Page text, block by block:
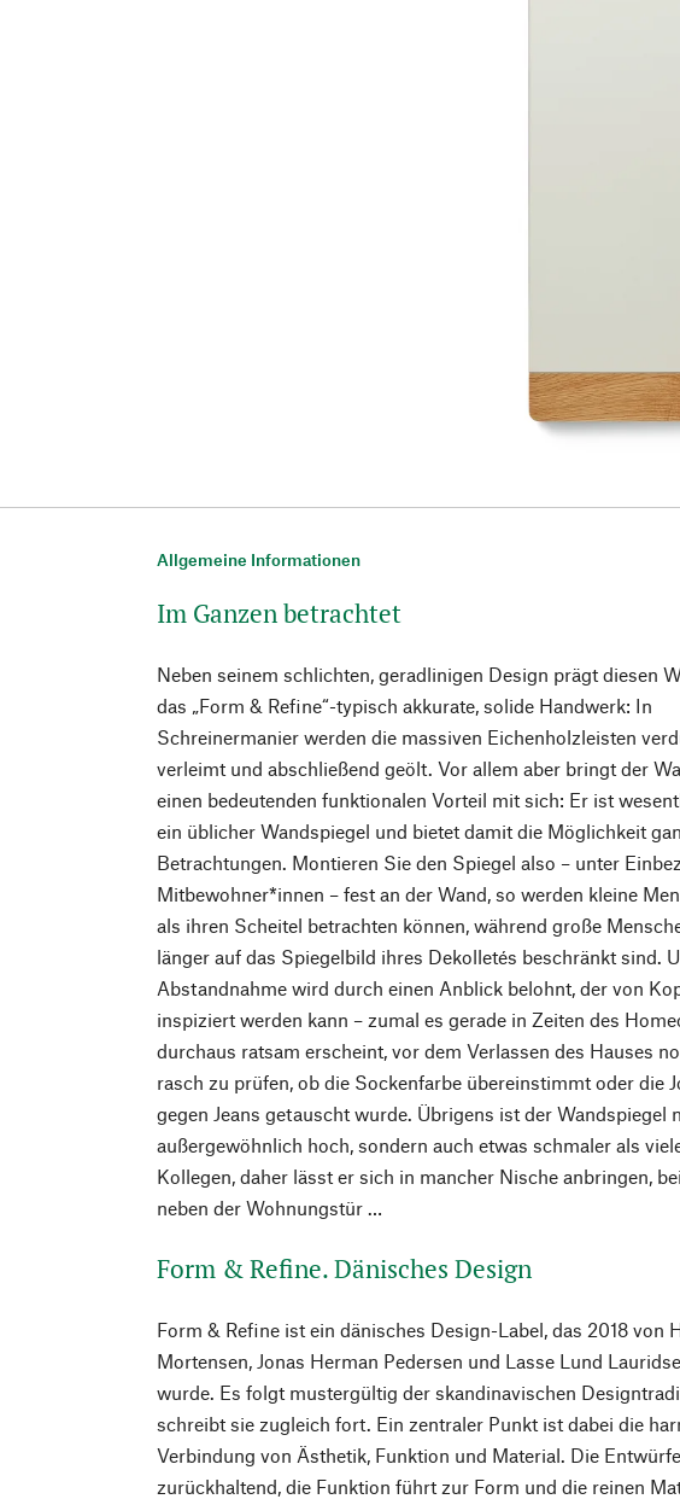
Allgemeine Informationen
Im Ganzen betrachtet
Neben seinem schlichten, geradlinigen Design prägt diesen
das „Form & Refine“-typisch akkurate, solide Handwerk: In
Schreinermanier werden die massiven Eichenholzleisten
verleimt und abschließend geölt. Vor allem aber bringt der
einen bedeutenden funktionalen Vorteil mit sich: Er ist
ein üblicher Wandspiegel und bietet damit die Möglichkeit
Betrachtungen. Montieren Sie den Spiegel also – unter
Mitbewohner*innen – fest an der Wand, so werden kleine
als ihren Scheitel betrachten können, während große
länger auf das Spiegelbild ihres Dekolletés beschränkt sind.
Abstandnahme wird durch einen Anblick belohnt, der von
inspiziert werden kann – zumal es gerade in Zeiten des
durchaus ratsam erscheint, vor dem Verlassen des Hauses
rasch zu prüfen, ob die Sockenfarbe übereinstimmt oder die
gegen Jeans getauscht wurde. Übrigens ist der Wandspiegel
außergewöhnlich hoch, sondern auch etwas schmaler als
Kollegen, daher lässt er sich in mancher Nische anbringen,
neben der Wohnungstür …
Form & Refine. Dänisches Design
Form & Refine ist ein dänisches Design-Label, das 2018 von
Mortensen, Jonas Herman Pedersen und Lasse Lund
wurde. Es folgt mustergültig der skandinavischen
schreibt sie zugleich fort. Ein zentraler Punkt ist dabei die
Verbindung von Ästhetik, Funktion und Material. Die
zurückhaltend, die Funktion führt zur Form und die reinen